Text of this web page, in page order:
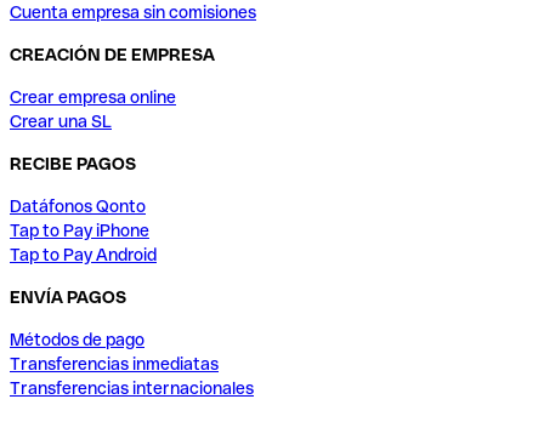
Cuenta empresa sin comisiones
CREACIÓN DE EMPRESA
Crear empresa online
Crear una SL
RECIBE PAGOS
Datáfonos Qonto
Tap to Pay iPhone
Tap to Pay Android
ENVÍA PAGOS
Métodos de pago
Transferencias inmediatas
Transferencias internacionales